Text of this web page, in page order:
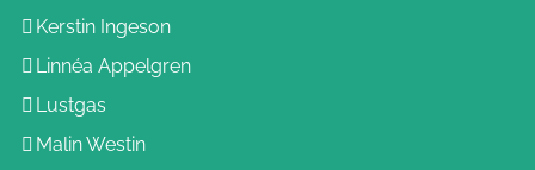
Kerstin Ingeson
Linnéa Appelgren
Lustgas
Malin Westin